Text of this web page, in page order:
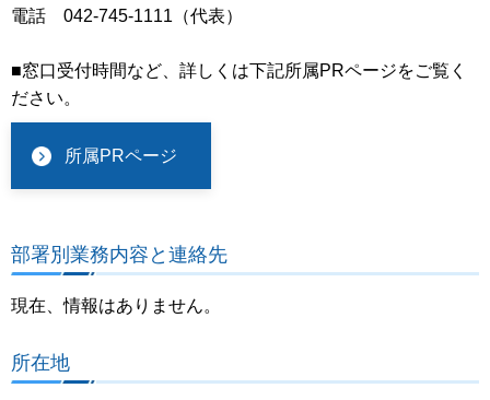
電話 042-745-1111（代表）
■窓口受付時間など、詳しくは下記所属PRページをご覧く
ださい。
所属PRページ
部署別業務内容と連絡先
現在、情報はありません。
所在地